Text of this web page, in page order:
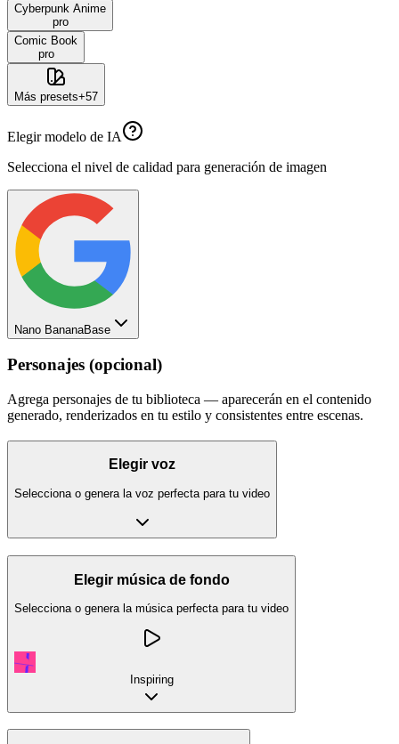
Cyberpunk Anime
pro
Comic Book
pro
Más presets+57
Elegir modelo de IA
Selecciona el nivel de calidad para generación de imagen
Nano BananaBase
Personajes (opcional)
Agrega personajes de tu biblioteca — aparecerán en el contenido
generado, renderizados en tu estilo y consistentes entre escenas.
Elegir voz
Selecciona o genera la voz perfecta para tu video
Elegir música de fondo
Selecciona o genera la música perfecta para tu video
Inspiring